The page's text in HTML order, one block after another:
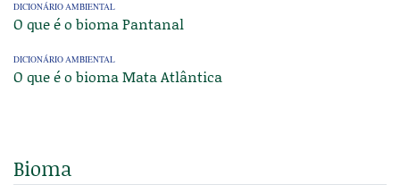
DICIONÁRIO AMBIENTAL
O que é o bioma Pantanal
DICIONÁRIO AMBIENTAL
O que é o bioma Mata Atlântica
Bioma